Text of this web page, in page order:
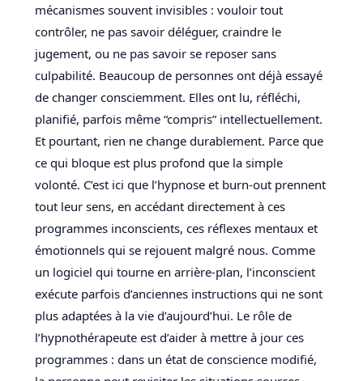
mécanismes souvent invisibles : vouloir tout
contrôler, ne pas savoir déléguer, craindre le
jugement, ou ne pas savoir se reposer sans
culpabilité. Beaucoup de personnes ont déjà essayé
de changer consciemment. Elles ont lu, réfléchi,
planifié, parfois même “compris” intellectuellement.
Et pourtant, rien ne change durablement. Parce que
ce qui bloque est plus profond que la simple
volonté. C’est ici que l’hypnose et burn-out prennent
tout leur sens, en accédant directement à ces
programmes inconscients, ces réflexes mentaux et
émotionnels qui se rejouent malgré nous. Comme
un logiciel qui tourne en arrière-plan, l’inconscient
exécute parfois d’anciennes instructions qui ne sont
plus adaptées à la vie d’aujourd’hui. Le rôle de
l’hypnothérapeute est d’aider à mettre à jour ces
programmes : dans un état de conscience modifié,